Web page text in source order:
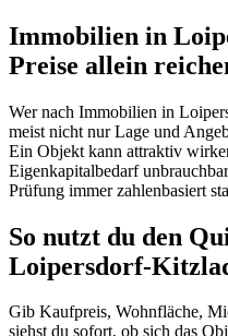
Immobilien in
Preise allein
Wer nach Immobilien in
meist nicht nur Lage und
Ein Objekt kann attraktiv
Eigenkapitalbedarf
Prüfung immer zahlenbasiert
So nutzt du den
Loipersdorf-
Gib Kaufpreis, Wohnfläche,
siehst du sofort, ob sich das